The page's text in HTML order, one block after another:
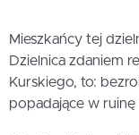
Mieszkańcy tej
Dzielnica zdaniem
Kurskiego, to:
popadające w